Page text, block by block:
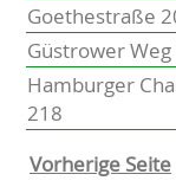
Goethestraße
Güstrower Weg
Hamburger
218
Vorherige Seite